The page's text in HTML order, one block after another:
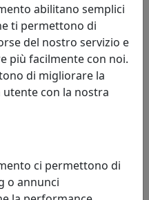
riscosso
abilitano semplici
ti permettono di
del nostro servizio e
più facilmente con noi.
di migliorare la
con la nostra
ci permettono di
o annunci